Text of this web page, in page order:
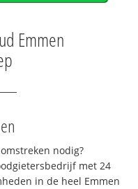
Emmen
nodig?
met 24
in de heel Emmen